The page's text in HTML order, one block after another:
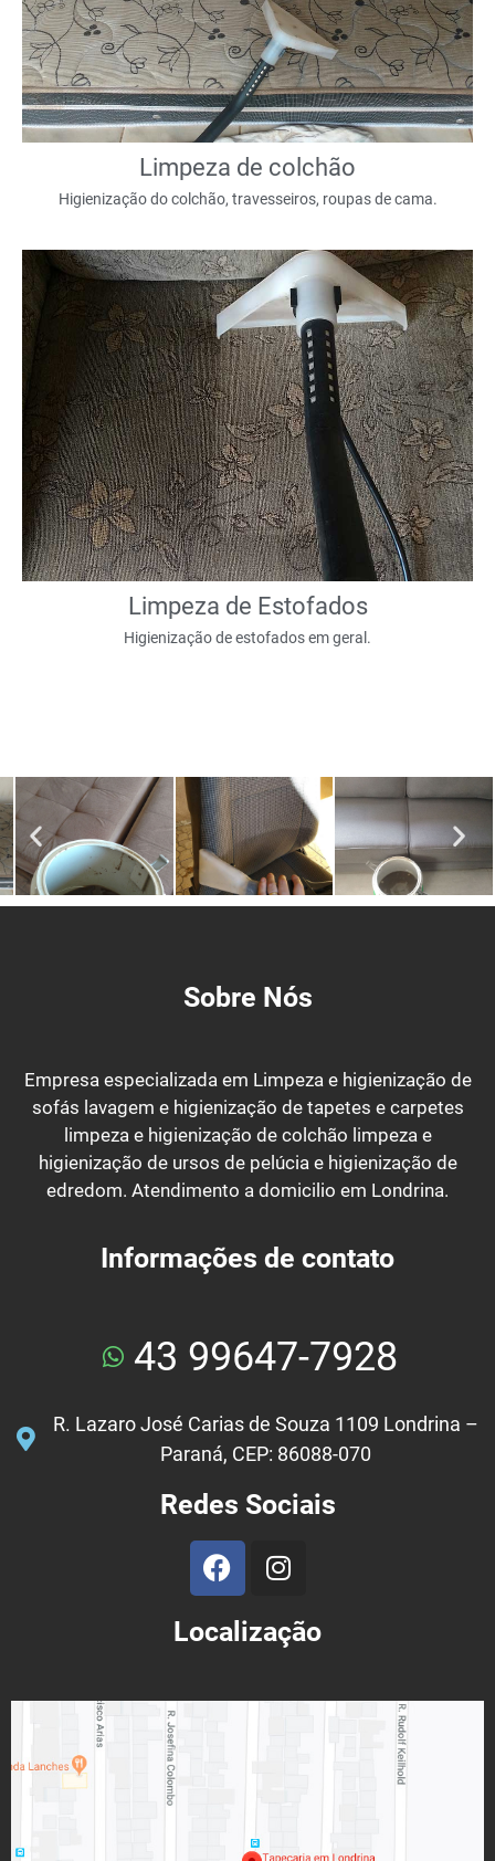
Limpeza de colchão
Higienização do colchão, travesseiros, roupas de cama.
Limpeza de Estofados
Higienização de estofados em geral.
Sobre Nós
Empresa especializada em Limpeza e higienização de
sofás lavagem e higienização de tapetes e carpetes
limpeza e higienização de colchão limpeza e
higienização de ursos de pelúcia e higienização de
edredom. Atendimento a domicilio em Londrina.
Informações de contato
43 99647-7928
R. Lazaro José Carias de Souza 1109 Londrina –
Paraná, CEP: 86088-070
Redes Sociais
Localização